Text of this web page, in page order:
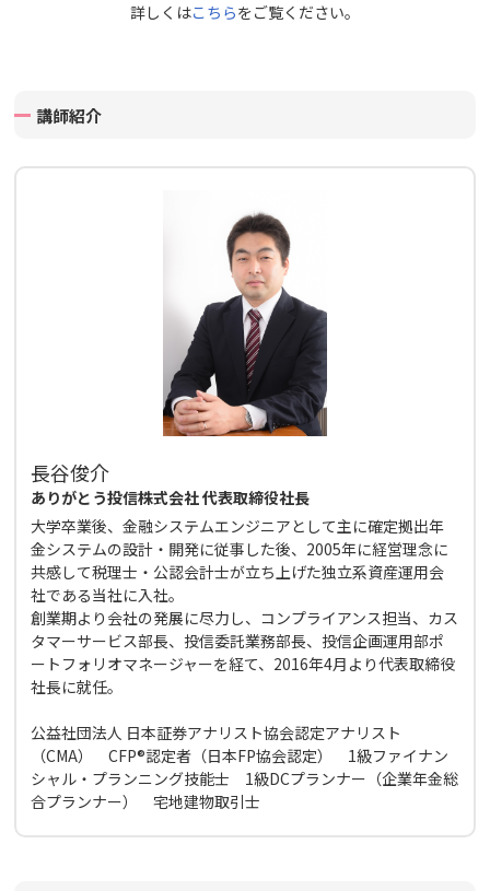
詳しくはこちらをご覧ください。
講師紹介
長谷俊介
ありがとう投信株式会社 代表取締役社長
大学卒業後、金融システムエンジニアとして主に確定拠出年
金システムの設計・開発に従事した後、2005年に経営理念に
共感して税理士・公認会計士が立ち上げた独立系資産運用会
社である当社に入社。
創業期より会社の発展に尽力し、コンプライアンス担当、カス
タマーサービス部長、投信委託業務部長、投信企画運用部ポ
ートフォリオマネージャーを経て、2016年4月より代表取締役
社長に就任。
公益社団法人 日本証券アナリスト協会認定アナリスト
（CMA） CFP®認定者（日本FP協会認定） 1級ファイナン
シャル・プランニング技能士 1級DCプランナー（企業年金総
合プランナー） 宅地建物取引士